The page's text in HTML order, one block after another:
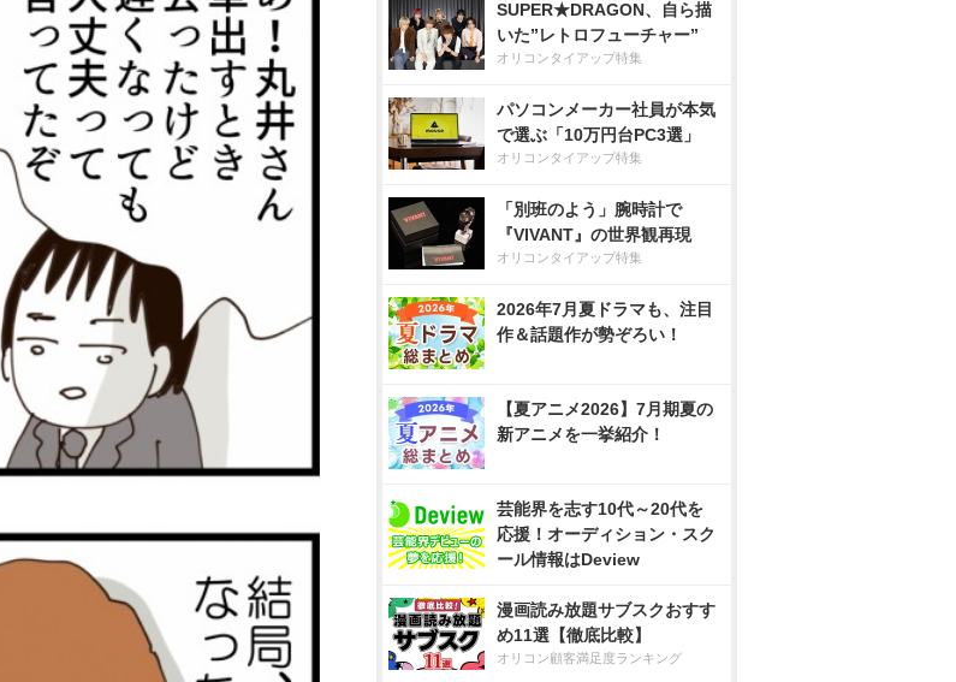
SUPER★DRAGON、自ら描
いた”レトロフューチャー”
オリコンタイアップ特集
パソコンメーカー社員が本気
で選ぶ「10万円台PC3選」
オリコンタイアップ特集
「別班のよう」腕時計で
『VIVANT』の世界観再現
オリコンタイアップ特集
2026年7月夏ドラマも、注目
作＆話題作が勢ぞろい！
【夏アニメ2026】7月期夏の
新アニメを一挙紹介！
芸能界を志す10代～20代を
応援！オーディション・スク
ール情報はDeview
漫画読み放題サブスクおすす
め11選【徹底比較】
オリコン顧客満足度ランキング